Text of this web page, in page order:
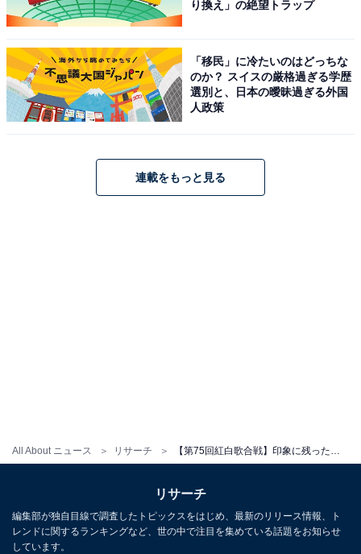
All About ニュース リサーチ
PHANTOM』『ultra soul』をメドレーで演奏しました。
『紅白歌合戦』最大のサプライズとなり、NHKの公式
YouTubeチャンネルで配信された当日の演奏は、高い再
生数をほこっています。
回答者からは、「スタジオ収録と思いきやのサプライズ
出場するとは思っておらず、演出も素晴らしくNHKも意
気込みを感じ印象に残りました」（40代男性／愛知
ョン「ゆるま」を立ち上げる。
次ページ
10位までの全ランキング結果を見
る
り換え」の絶望トラップ
「移民」に冷たいのはどっちな
のか？ スイスの厳格過ぎる学歴
選別と、日本の曖昧過ぎる外国
人政策
連載をもっと見る
リサーチ
編集部が独自目線で調査したトピックスをはじめ、最新のリリース情報、ト
レンドに関するランキングなど、世の中で注目を集めている話題をお知らせ
しています。